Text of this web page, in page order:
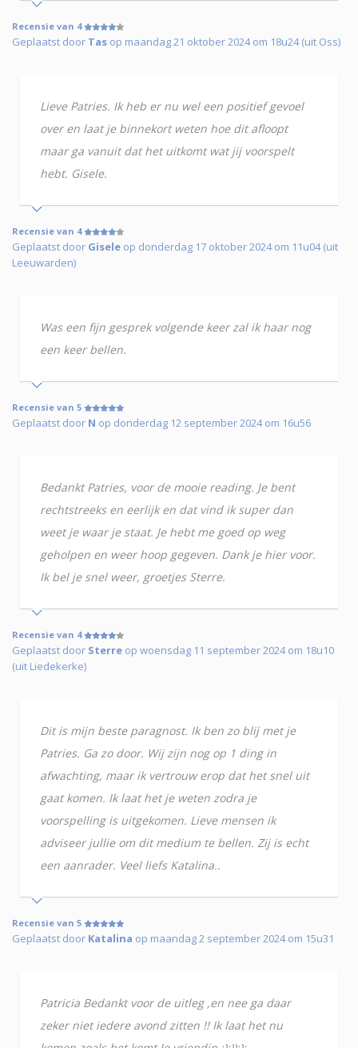
Recensie van 4
Geplaatst door Tas op maandag 21 oktober 2024 om 18u24 (uit Oss)
Lieve Patries. Ik heb er nu wel een positief gevoel
over en laat je binnekort weten hoe dit afloopt
maar ga vanuit dat het uitkomt wat jij voorspelt
hebt. Gisele.
Recensie van 4
Geplaatst door Gisele op donderdag 17 oktober 2024 om 11u04 (uit
Leeuwarden)
Was een fijn gesprek volgende keer zal ik haar nog
een keer bellen.
Recensie van 5
Geplaatst door N op donderdag 12 september 2024 om 16u56
Bedankt Patries, voor de mooie reading. Je bent
rechtstreeks en eerlijk en dat vind ik super dan
weet je waar je staat. Je hebt me goed op weg
geholpen en weer hoop gegeven. Dank je hier voor.
Ik bel je snel weer, groetjes Sterre.
Recensie van 4
Geplaatst door Sterre op woensdag 11 september 2024 om 18u10
(uit Liedekerke)
Dit is mijn beste paragnost. Ik ben zo blij met je
Patries. Ga zo door. Wij zijn nog op 1 ding in
afwachting, maar ik vertrouw erop dat het snel uit
gaat komen. Ik laat het je weten zodra je
voorspelling is uitgekomen. Lieve mensen ik
adviseer jullie om dit medium te bellen. Zij is echt
een aanrader. Veel liefs Katalina..
Recensie van 5
Geplaatst door Katalina op maandag 2 september 2024 om 15u31
Patricia Bedankt voor de uitleg ,en nee ga daar
zeker niet iedere avond zitten !! Ik laat het nu